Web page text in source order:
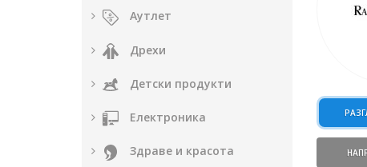
Аутлет
Дрехи
Детски продукти
Електроника
Здраве и красота